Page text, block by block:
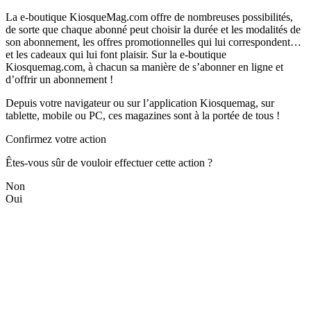
La e-boutique KiosqueMag.com offre de nombreuses possibilités,
de sorte que chaque abonné peut choisir la durée et les modalités de
son abonnement, les offres promotionnelles qui lui correspondent…
et les cadeaux qui lui font plaisir. Sur la e-boutique
Kiosquemag.com, à chacun sa manière de s’abonner en ligne et
d’offrir un abonnement !
Depuis votre navigateur ou sur l’application Kiosquemag, sur
tablette, mobile ou PC, ces magazines sont à la portée de tous !
Confirmez votre action
Êtes-vous sûr de vouloir effectuer cette action ?
Non
Oui